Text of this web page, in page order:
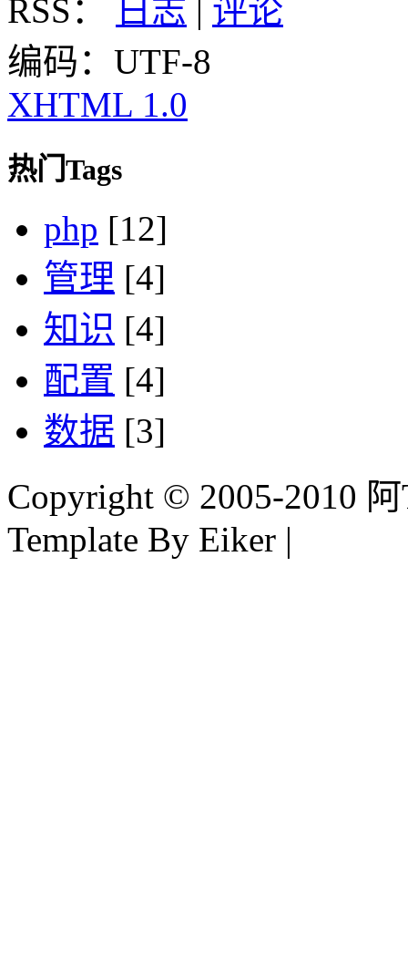
RSS：
日志 | 评论
编码：UTF-8
XHTML 1.0
热门Tags
php [12]
管理 [4]
知识 [4]
配置 [4]
数据 [3]
Copyright © 2005-2010
Template By Eiker |